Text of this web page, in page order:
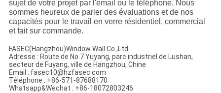
sujet de votre projet par l'email ou le téléphone. Nous
sommes heureux de parler des évaluations et de nos
capacités pour le travail en verre résidentiel, commercial
et fait sur commande.
FASEC(Hangzhou)Window Wall Co.,Ltd.
Adresse : Route de No.7 Yuyang, parc industriel de Lushan,
secteur de Fuyang, ville de Hangzhou, Chine
Email : fasec10@hzfasec.com
Téléphone : +86-571-87688170
Whatsapp&Wechat : +86-18072803246